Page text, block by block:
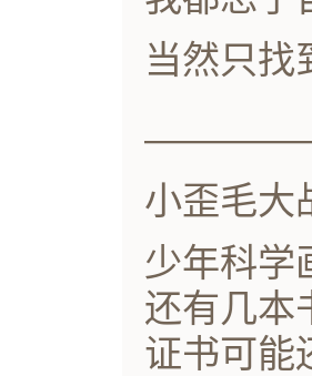
当然只找
小歪毛大
少年科学
还有几本
证书可能